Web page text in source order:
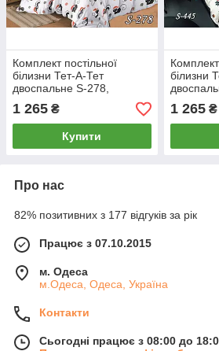
Комплект постільної
білизни Тет-А-Тет
двоспальне S-278,
нав.50х70
1 265 ₴
Купити
Комплект
білизни
1 265₴
Про нас
82% позитивних з 177 відгуків за рік
Працює з 07.10.2015
м. Одеса
м.Одеса, Одеса, Україна
Контакти
Сьогодні працює з 08:00 до